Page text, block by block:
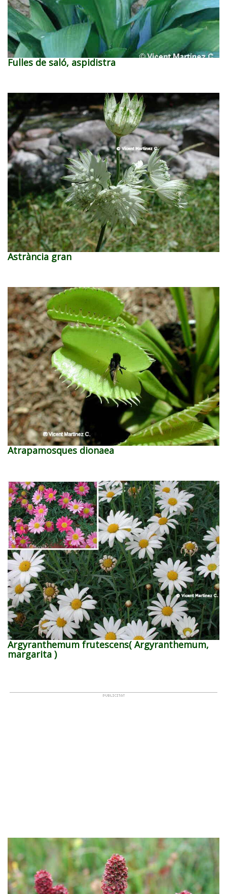
Fulles de saló, aspidistra
Astrància gran
Atrapamosques dionaea
Argyranthemum frutescens( Argyranthemum,
margarita )